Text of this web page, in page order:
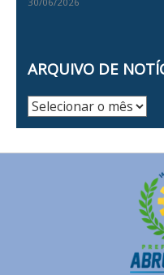
ARQUIVO DE
Arquivo